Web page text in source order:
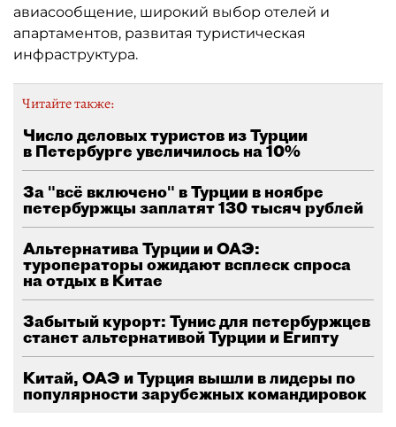
авиасообщение, широкий выбор отелей и
апартаментов, развитая туристическая
инфраструктура.
Читайте также:
Число деловых туристов из Турции
в Петербурге увеличилось на 10%
За "всё включено" в Турции в ноябре
петербуржцы заплатят 130 тысяч рублей
Альтернатива Турции и ОАЭ:
туроператоры ожидают всплеск спроса
на отдых в Китае
Забытый курорт: Тунис для петербуржцев
станет альтернативой Турции и Египту
Китай, ОАЭ и Турция вышли в лидеры по
популярности зарубежных командировок